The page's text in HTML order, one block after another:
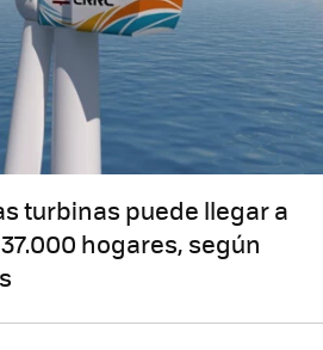
turbinas puede llegar a
hogares, según